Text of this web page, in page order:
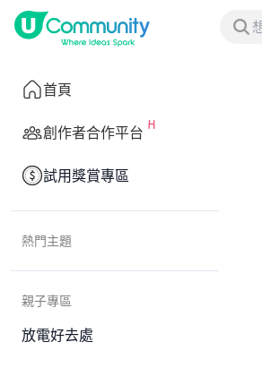
首頁
創作者合作平台
試用獎賞專區
熱門主題
親子專區
放電好去處